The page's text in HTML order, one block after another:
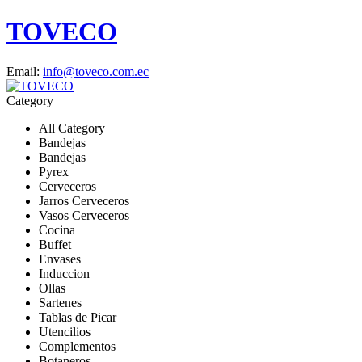
TOVECO
Email: info@toveco.com.ec
Category
All Category
Bandejas
Bandejas
Pyrex
Cerveceros
Jarros Cerveceros
Vasos Cerveceros
Cocina
Buffet
Envases
Induccion
Ollas
Sartenes
Tablas de Picar
Utencilios
Complementos